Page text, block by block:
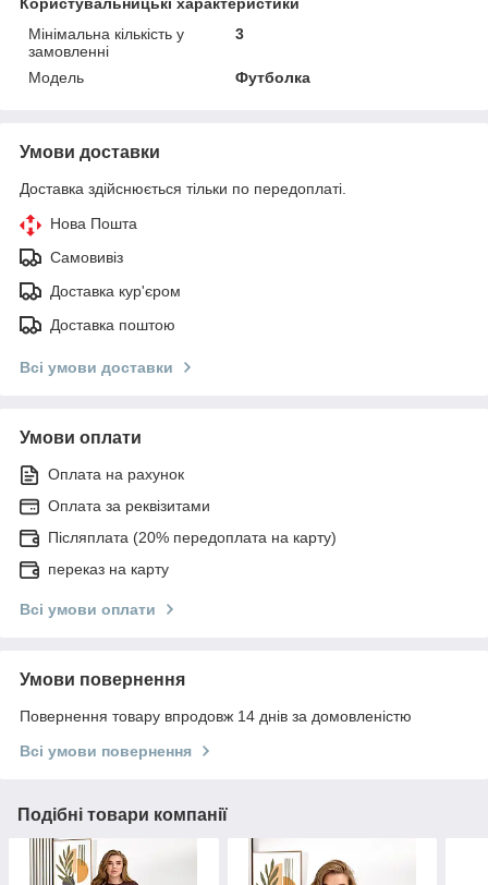
Мінімальна кількість у
замовленні
3
Мoдель Футболка
Умови доставки
Доставка здійснюється тільки по передоплаті.
Нова Пошта
Самовивіз
Доставка кур'єром
Доставка поштою
Всі умови доставки
Умови оплати
Оплата на рахунок
Оплата за реквізитами
Післяплата (20% передоплата на карту)
переказ на карту
Всі умови оплати
Умови повернення
Повернення товару впродовж 14 днів за домовленістю
Всі умови повернення
Подібні товари компанії